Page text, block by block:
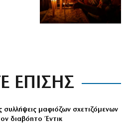
ΕΠΙΣΗΣ
συλλήψεις μαφιόζων σχετιζόμενων
διαβόητο Έντικ